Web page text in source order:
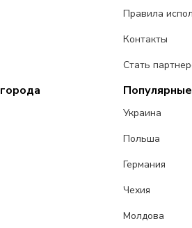
Правила
Контакты
Стать
Украина
Польша
Германия
Чехия
Молдова